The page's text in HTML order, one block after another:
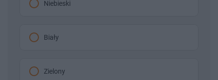
Niebieski
Biały
Zielony